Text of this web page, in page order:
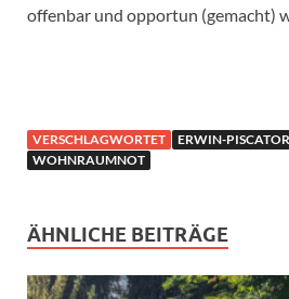
offenbar und opportun (gemacht)
VERSCHLAGWORTET ERWIN-
WOHNRAUMNOT
ÄHNLICHE BEITRÄGE